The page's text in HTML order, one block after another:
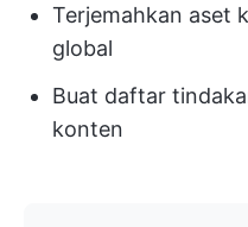
Terjemahkan aset
global
Buat daftar
konten